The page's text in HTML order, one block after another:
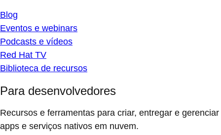
Blog
Eventos e webinars
Podcasts e vídeos
Red Hat TV
Biblioteca de recursos
Para desenvolvedores
Recursos e ferramentas para criar, entregar e gerenciar
apps e serviços nativos em nuvem.